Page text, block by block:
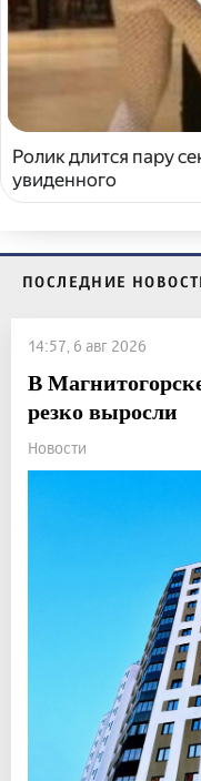
Ролик длится пару
увиденного
ПОСЛЕДНИЕ
14:57, 6 авг 2026
В
резко выросли
Новости